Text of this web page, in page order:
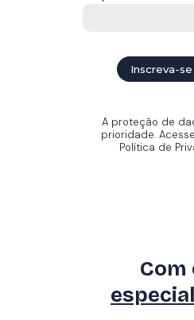
A proteção de
prioridade.
Política de
Com